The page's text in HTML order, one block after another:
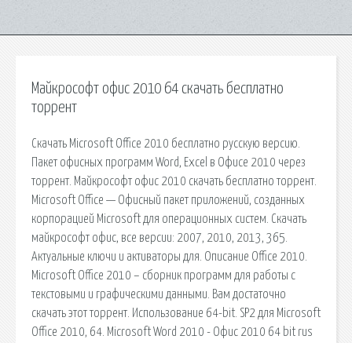
Майкрософт офис 2010 64 скачать бесплатно
торрент
Скачать Microsoft Office 2010 бесплатно русскую версию.
Пакет офисных программ Word, Excel в Офисе 2010 через
торрент. Майкрософт офис 2010 скачать бесплатно торрент.
Microsoft Office — Офисный пакет приложений, созданных
корпорацией Microsoft для операционных систем. Скачать
майкрософт офис, все версии: 2007, 2010, 2013, 365.
Актуальные ключи и активаторы для. Описание Office 2010.
Microsoft Office 2010 – сборник программ для работы с
текстовыми и графическими данными. Вам достаточно
скачать этот торрент. Использование 64-bit. SP2 для Microsoft
Office 2010, 64. Microsoft Word 2010 - Офис 2010 64 bit rus